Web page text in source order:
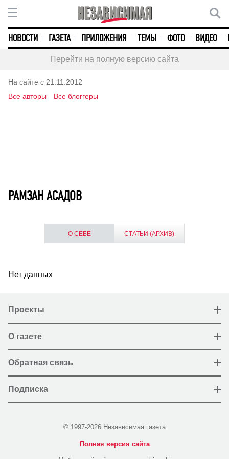
НОВОСТИ ГАЗЕТА ПРИЛОЖЕНИЯ ТЕМЫ ФОТО ВИДЕО
Перейти на полную версию сайта
На сайте с 21.11.2012
Все авторы
Все блоггеры
РАМЗАН АСАДОВ
О СЕБЕ СТАТЬИ (АРХИВ)
Нет данных
Проекты
О газете
Обратная связь
Подписка
© 1997-2026 Независимая газета
Полная версия сайта